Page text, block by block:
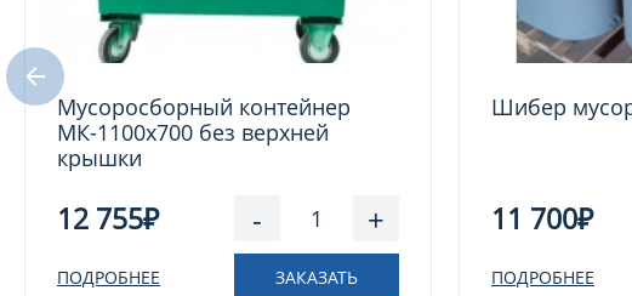
Мусоросборный контейнер
МК-1100х700 без верхней
крышки
12 755₽ - +
ПОДРОБНЕЕ ЗАКАЗАТЬ
Шибер
11 700₽
ПОДРОБНЕЕ